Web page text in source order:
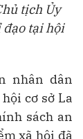
tịch Ủy
tại hội
nhân dân
cơ sở La
sách an
xã hội đã